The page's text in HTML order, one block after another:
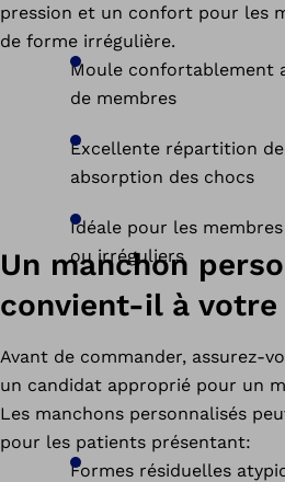
pression et un confort pour les
de forme irrégulière.
Moule confortablement
de membres
Excellente répartition
absorption des chocs
Idéale pour les
ou irréguliers
Un manchon
convient-il à
Avant de commander, assurez-
un candidat approprié pour un
Les manchons personnalisés
pour les patients présentant:
Formes résiduelles